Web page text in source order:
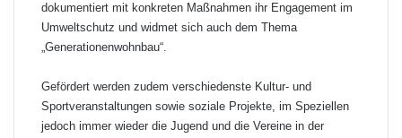
dokumentiert mit konkreten Maßnahmen ihr Engagement im
Umweltschutz und widmet sich auch dem Thema
„Generationenwohnbau“.
Gefördert werden zudem verschiedenste Kultur- und
Sportveranstaltungen sowie soziale Projekte, im Speziellen
jedoch immer wieder die Jugend und die Vereine in der